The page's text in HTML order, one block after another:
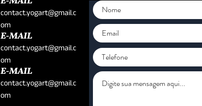
contact.yogart@gmail.c
om
E-MAIL
contact.yogart@gmail.c
om
E-MAIL
contact.yogart@gmail.c
om